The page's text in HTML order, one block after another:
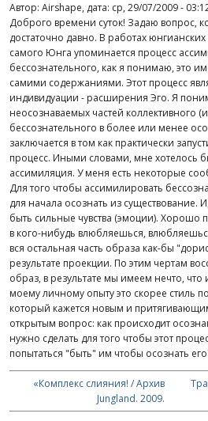
Автор: Airshape, дата: ср, 29/07/2009 -
Доброго времени суток! Задаю вопрос,
достаточно давно. В работах
самого Юнга упоминается процесс
бессознательного, как я понимаю, это
самими содержаниями. Этот процесс
индивидуации - расширения Эго. Я
неосознаваемых частей коллективного
бессознательного в более или менее
заключается в том как практически
процесс. Иными словами, мне хотелось
ассимиляция. У меня есть некоторые
Для того чтобы ассимилировать
для начала осознать из существование.
быть сильные чувства (эмоции). Хорошо
в кого-нибудь влюбляешься,
вся остальная часть образа как-бы
результате проекции. По этим чертам
образ, в результате мы имеем нечто, что
моему личному опыту это скорее стиль
который кажется новым и
открытым вопрос: как происходит
нужно сделать для того чтобы этот
попытаться "быть" им чтобы осознать
«Комплекс слияния! / Архив
Jungland. 2009.